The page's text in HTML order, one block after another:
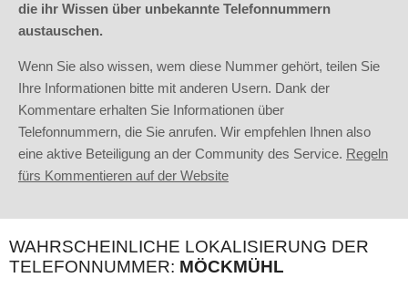
die ihr Wissen über unbekannte Telefonnummern
austauschen.
Wenn Sie also wissen, wem diese Nummer gehört, teilen Sie
Ihre Informationen bitte mit anderen Usern. Dank der
Kommentare erhalten Sie Informationen über
Telefonnummern, die Sie anrufen. Wir empfehlen Ihnen also
eine aktive Beteiligung an der Community des Service. Regeln
fürs Kommentieren auf der Website
WAHRSCHEINLICHE LOKALISIERUNG DER
TELEFONNUMMER: MÖCKMÜHL